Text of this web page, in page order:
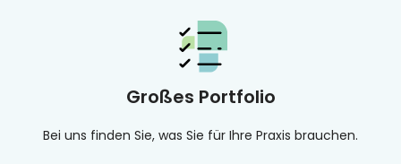
Großes Portfolio
Bei uns finden Sie, was Sie für Ihre Praxis brauchen.